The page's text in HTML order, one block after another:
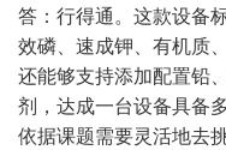
答：行得通。这款设备
效磷、速成钾、有机质
还能够支持添加配置铅
剂，达成一台设备具备
依据课题需要灵活地去